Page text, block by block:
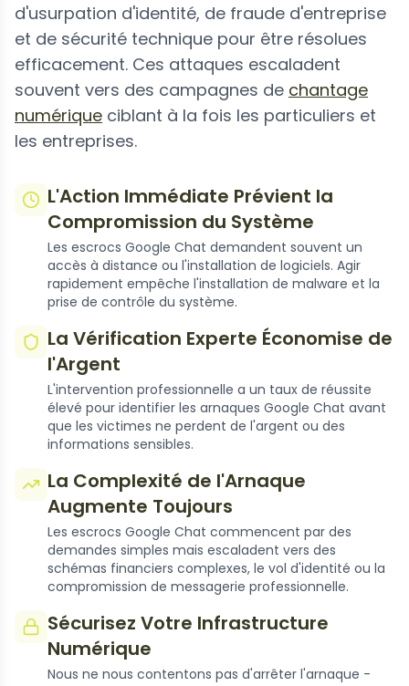
d'usurpation d'identité, de fraude d'entreprise
et de sécurité technique pour être résolues
efficacement. Ces attaques escaladent
souvent vers des campagnes de chantage
numérique ciblant à la fois les particuliers et
les entreprises.
L'Action Immédiate Prévient la
Compromission du Système
Les escrocs Google Chat demandent souvent un
accès à distance ou l'installation de logiciels. Agir
rapidement empêche l'installation de malware et la
prise de contrôle du système.
La Vérification Experte Économise de
l'Argent
L'intervention professionnelle a un taux de réussite
élevé pour identifier les arnaques Google Chat avant
que les victimes ne perdent de l'argent ou des
informations sensibles.
La Complexité de l'Arnaque
Augmente Toujours
Les escrocs Google Chat commencent par des
demandes simples mais escaladent vers des
schémas financiers complexes, le vol d'identité ou la
compromission de messagerie professionnelle.
Sécurisez Votre Infrastructure
Numérique
Nous ne nous contentons pas d'arrêter l'arnaque -